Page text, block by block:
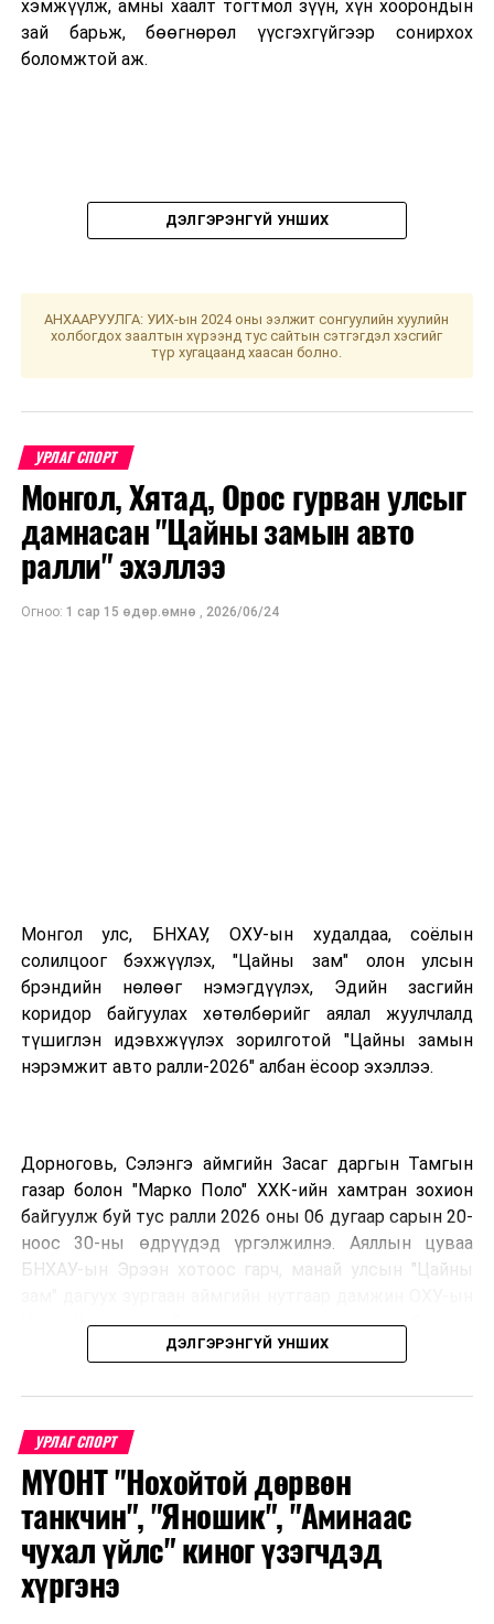
хэмжүүлж, амны хаалт тогтмол зүүн, хүн хоорондын
зай барьж, бөөгнөрөл үүсгэхгүйгээр сонирхох
боломжтой аж.
УНШСАН: 3196
ДАРААХ МЭДЭЭ
цэгүүд
ДЭЛГЭРЭНГҮЙ УНШИХ
АНХААРУУЛГА: УИХ-ын 2024 оны ээлжит сонгуулийн хуулийн
холбогдох заалтын хүрээнд тус сайтын сэтгэгдэл хэсгийг
түр хугацаанд хаасан болно.
УРЛАГ СПОРТ
Монгол, Хятад, Орос гурван улсыг
дамнасан "Цайны замын авто
ралли" эхэллээ
Огноо: 1 сар 15 өдөр.өмнө , 2026/06/24
Монгол улс, БНХАУ, ОХУ-ын худалдаа, соёлын
солилцоог бэхжүүлэх, "Цайны зам" олон улсын
брэндийн нөлөөг нэмэгдүүлэх, Эдийн засгийн
коридор байгуулах хөтөлбөрийг аялал жуулчлалд
түшиглэн идэвхжүүлэх зорилготой "Цайны замын
нэрэмжит авто ралли-2026" албан ёсоор эхэллээ.
Дорноговь, Сэлэнгэ аймгийн Засаг даргын Тамгын
газар болон "Марко Поло" ХХК-ийн хамтран зохион
байгуулж буй тус ралли 2026 оны 06 дугаар сарын 20-
ноос 30-ны өдрүүдэд үргэлжилнэ. Аяллын цуваа
БНХАУ-ын Эрээн хотоос гарч, манай улсын "Цайны
Улаан-Үд хотноо барианд орох маршруттай бөгөөд
улс тус бүрээс авто спорт сонирхогч тамирчдын 10
хэвлэл мэдээллийн төлөөлөл оролцож байна.
Тус автомашинтай брэнд аяллыг зохион байгуулах
шийдвэрийг гурван орны Аялал жуулчлалын сайд
нарын 2025 онд Дархан-Уул аймагт хийсэн IX
уулзалтын үеэр гаргасан бөгөөд энэхүү санаачилгыг
Монголын улсын талаас ийнхүү ажил хэрэг болгож
ДЭЛГЭРЭНГҮЙ УНШИХ
УРЛАГ СПОРТ
МҮОНТ "Нохойтой дөрвөн
танкчин", "Яношик", "Аминаас
чухал үйлс" киног үзэгчдэд
хүргэнэ